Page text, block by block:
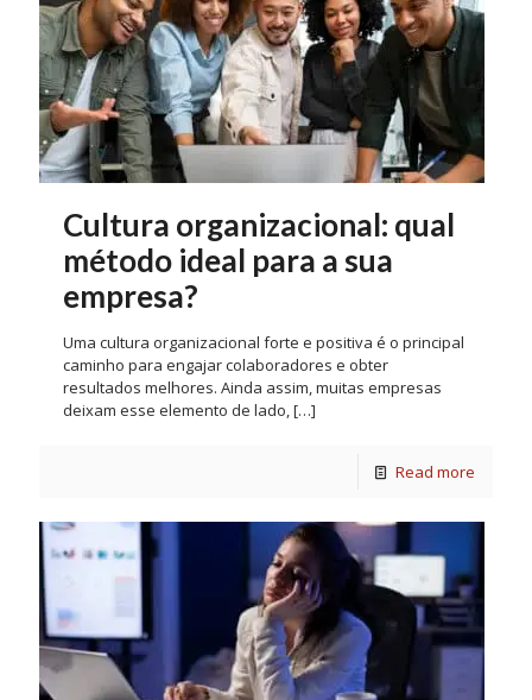
Cultura organizacional: qual
método ideal para a sua
empresa?
Uma cultura organizacional forte e positiva é o principal
caminho para engajar colaboradores e obter
resultados melhores. Ainda assim, muitas empresas
deixam esse elemento de lado,[…]
Read more